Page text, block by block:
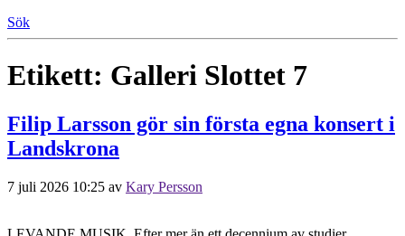
Sök
Etikett: Galleri Slottet 7
Filip Larsson gör sin första egna konsert i
Landskrona
7 juli 2026 10:25 av Kary Persson